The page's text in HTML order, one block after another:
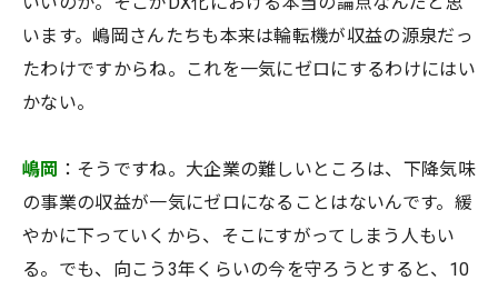
います。嶋岡さんたちも本来は輪転機が収益の源泉だっ
たわけですからね。これを一気にゼロにするわけにはい
かない。
嶋岡 ：そうですね。大企業の難しいところは、下降気味
の事業の収益が一気にゼロになることはないんです。緩
やかに下っていくから、そこにすがってしまう人もい
る。でも、向こう3年くらいの今を守ろうとすると、10